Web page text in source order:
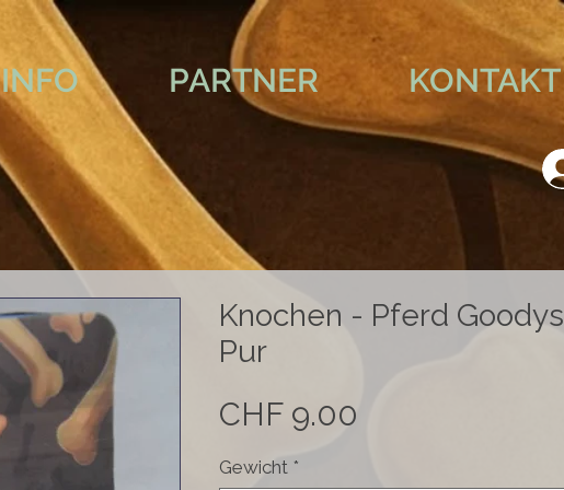
INFO PARTNER KONTAKT
Knochen - Pferd Goodys
Pur
CHF 9.00
Gewicht *